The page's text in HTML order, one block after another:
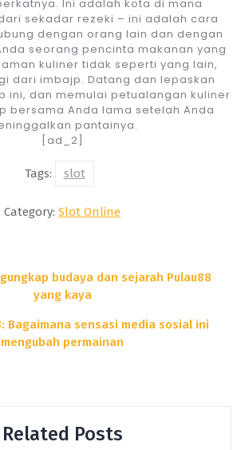
Ini adalah kota di mana
sekadar rezeki – ini adalah cara
dengan orang lain dan dengan
seorang pencinta makanan yang
kuliner tidak seperti yang lain,
dari imbajp. Datang dan lepaskan
ini, dan memulai petualangan kuliner
bersama Anda lama setelah Anda
pantainya.
[ad_2]
Tags: slot
Category: Slot Online
budaya dan sejarah Pulau88
yang kaya
Bagaimana sensasi media sosial ini
mengubah permainan
Related Posts